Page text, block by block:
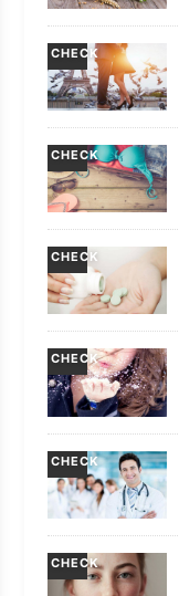
CHECK
CHECK
CHECK
CHECK
CHECK
CHECK